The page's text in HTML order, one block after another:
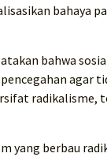
bahaya
bahwa
agar
radikalisme,
yang berbau